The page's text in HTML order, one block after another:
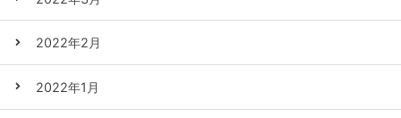
2022年2月
2022年1月